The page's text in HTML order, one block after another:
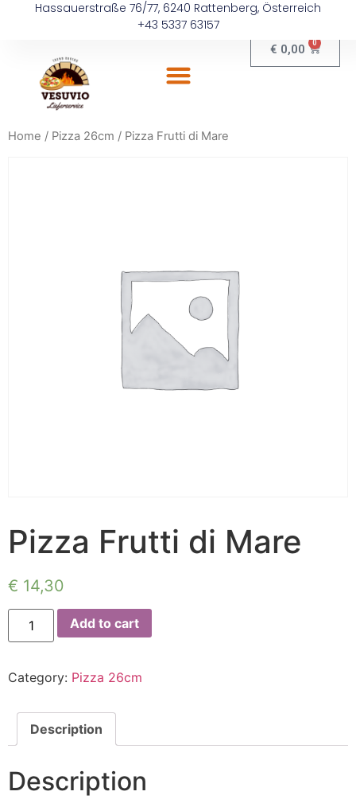
Hassauerstraße 76/77, 6240 Rattenberg, Österreich
+43 5337 63157
€ 0,00 0
Home / Pizza 26cm / Pizza Frutti di Mare
Pizza Frutti di Mare
€ 14,30
Add to cart
Category: Pizza 26cm
Description
Description